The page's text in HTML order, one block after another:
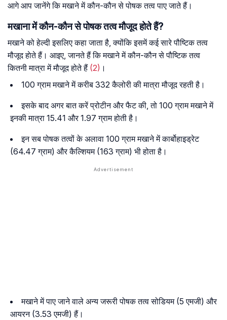
आगे आप जानेंगे कि मखाने में कौन-कौन से पोषक तत्व पाए जाते हैं।
मखाना में कौन-कौन से पोषक तत्व मौजूद होते हैं?
मखाने को हेल्दी इसलिए कहा जाता है, क्योंकि इसमें कई सारे पौष्टिक तत्व
मौजूद हाेते हैं। आइए, जानते हैं कि मखाने में कौन-कौन से पौष्टिक तत्व
कितनी मात्रा में मौजूद होते हैं (2) ।
100 ग्राम मखाने में करीब 332 कैलोरी की मात्रा मौजूद रहती है।
इसके बाद अगर बात करें प्रोटीन और फैट की, तो 100 ग्राम मखाने में
इनकी मात्रा 15.41 और 1.97 ग्राम होती है।
इन सब पोषक तत्वों के अलावा 100 ग्राम मखाने में कार्बोहाइड्रेट
(64.47 ग्राम) और कैल्शियम (163 ग्राम) भी होता है।
मखाने में पाए जाने वाले अन्य जरूरी पोषक तत्व सोडियम (5 एमजी) और
आयरन (3.53 एमजी) हैं।